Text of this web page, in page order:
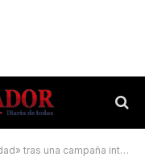
tras una campaña intensa